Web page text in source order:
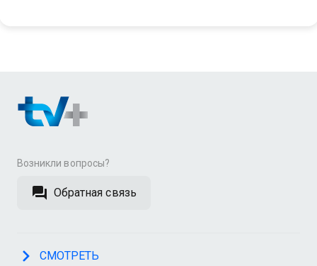
Возникли вопросы?
Обратная связь
СМОТРЕТЬ